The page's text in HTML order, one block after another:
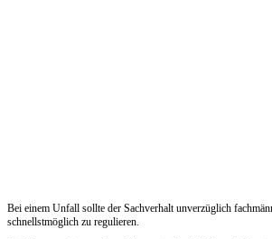
Bei einem Unfall sollte der Sachverhalt unverzüglich
schnellstmöglich zu regulieren.